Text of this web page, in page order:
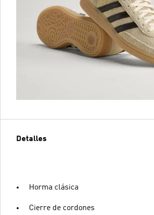
Detalles
Horma clásica
Cierre de cordones